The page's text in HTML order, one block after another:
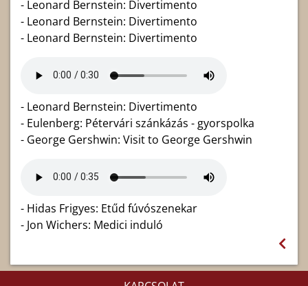
- Leonard Bernstein: Divertimento
- Leonard Bernstein: Divertimento
- Leonard Bernstein: Divertimento
- Leonard Bernstein: Divertimento
- Eulenberg: Pétervári szánkázás - gyorspolka
- George Gershwin: Visit to George Gershwin
- Hidas Frigyes: Etűd fúvószenekar
- Jon Wichers: Medici induló